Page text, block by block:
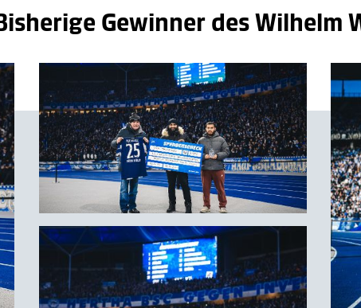
Toleranz
und MitternachtsSport e.V.
Gewinner des Wilhelm